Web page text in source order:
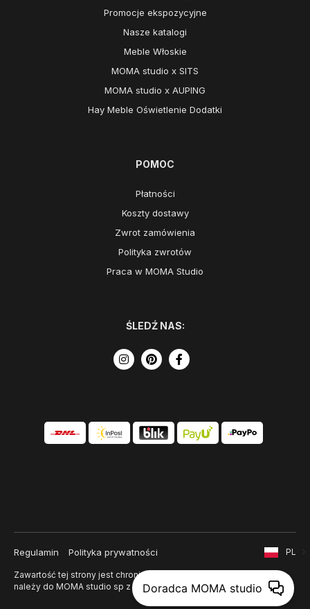
Promocje ekspozycyjne
Nasze katalogi
Meble Włoskie
MOMA studio x SITS
MOMA studio x AUPING
Hay Meble Oświetlenie Dodatki
POMOC
Płatności
Koszty dostawy
Zwrot zamówienia
Polityka zwrotów
Praca w MOMA Studio
ŚLEDŹ NAS:
Regulamin Polityka prywatności
Zawartość tej strony jest chroniona prawem autorskim i
należy do MOMA studio sp z o. o.
PL
Doradca MOMA studio